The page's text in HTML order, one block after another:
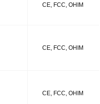
CE, FCC, OHIM
CE, FCC, OHIM
CE, FCC, OHIM